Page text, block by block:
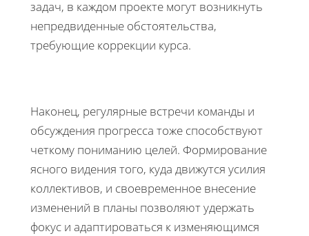
задач, в каждом проекте могут возникнуть
непредвиденные обстоятельства,
требующие коррекции курса.
Наконец, регулярные встречи команды и
обсуждения прогресса тоже способствуют
четкому пониманию целей. Формирование
ясного видения того, куда движутся усилия
коллективов, и своевременное внесение
изменений в планы позволяют удержать
фокус и адаптироваться к изменяющимся